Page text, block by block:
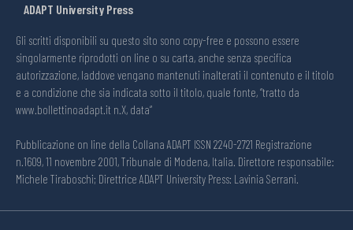
ADAPT University Press
Gli scritti disponibili su questo sito sono copy-free e possono essere
singolarmente riprodotti on line o su carta, anche senza specifica
autorizzazione, laddove vengano mantenuti inalterati il contenuto e il titolo
e a condizione che sia indicata sotto il titolo, quale fonte, “tratto da
www.bollettinoadapt.it n.X, data“
Pubblicazione on line della Collana ADAPT ISSN 2240-2721 Registrazione
n.1609, 11 novembre 2001, Tribunale di Modena, Italia. Direttore responsabile:
Michele Tiraboschi; Direttrice ADAPT University Press: Lavinia Serrani.